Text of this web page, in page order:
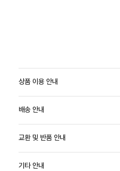
상품 이용 안내
배송 안내
교환 및 반품 안내
기타 안내